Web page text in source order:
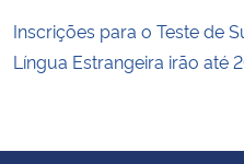
Inscrições para o Teste de
Língua Estrangeira irão até